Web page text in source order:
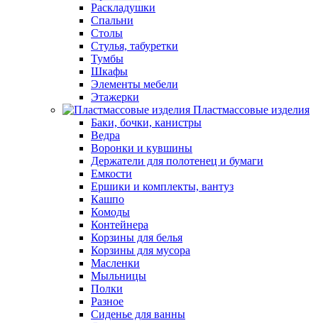
Раскладушки
Спальни
Столы
Стулья, табуретки
Тумбы
Шкафы
Элементы мебели
Этажерки
Пластмассовые изделия
Баки, бочки, канистры
Ведра
Воронки и кувшины
Держатели для полотенец и бумаги
Емкости
Ершики и комплекты, вантуз
Кашпо
Комоды
Контейнера
Корзины для белья
Корзины для мусора
Масленки
Мыльницы
Полки
Разное
Сиденье для ванны